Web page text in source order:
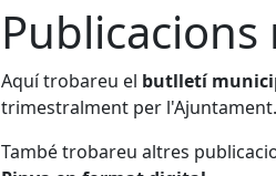
Aquí trobareu el butlletí
trimestralment per l'Ajuntament.
També trobareu altres